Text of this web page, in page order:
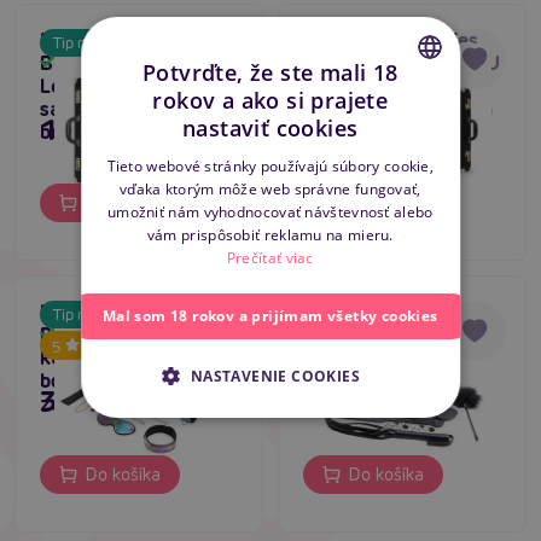
Tip na darček
Bedroom Fantasies
Bondage Suitcase PU
Leather (11 kusov),
sada pre pokročilých
bdsm
Skladom
159,80 €
Do košíka
Bedroom Fantasies
Bondage Suitcase PU
Leather (13 kusov),
sada pre pokročilých
bdsm
Skladom
159,80 €
Do košíka
Tip na darček
5
Liebe Seele Vivid Niji
Rainbow Kit (8
kusov), japonská
bdsm súprava pre
začiatočníkov
Skladom
39,80 €
Do košíka
Blaze Ultimate
Bondage Set (10
pre začiatočníkov
Do košíka
CZECH
ENGLISH
Potvrďte, že ste mali 18
rokov a ako si prajete
nastaviť cookies
Tieto webové stránky používajú súbory cookie,
vďaka ktorým môže web správne fungovať,
umožniť nám vyhodnocovať návštevnosť alebo
vám prispôsobiť reklamu na mieru.
Prečítať viac
Mal som 18 rokov a prijímam všetky cookies
NASTAVENIE COOKIES